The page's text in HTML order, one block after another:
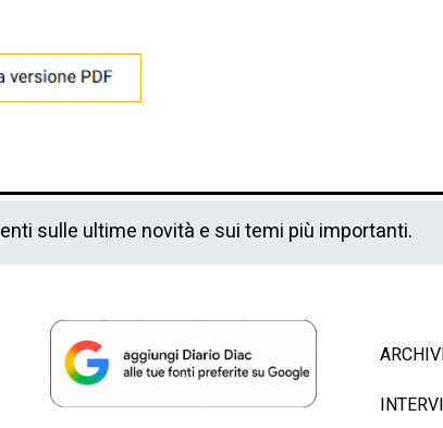
sulle ultime novità e sui temi più importanti.